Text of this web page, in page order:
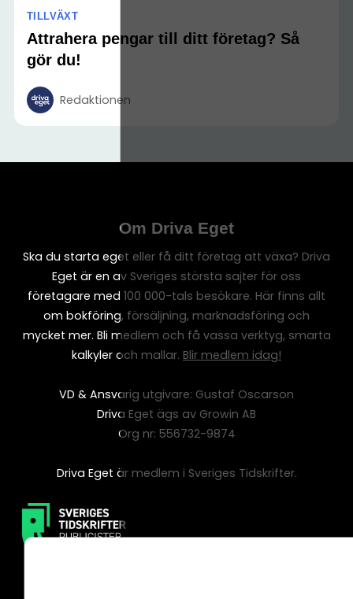
TILLVÄXT
Attrahera pengar till ditt företag? Så
gör du!
Redaktionen
Om Driva Eget
Ska du starta eget eller få ditt företag att växa? Driva
Eget är en av Sveriges största sajter för oss
företagare med 100 000-tals besökare. Här finns allt
om bokföring, försäljning, marknadsföring och
mycket mer. Bli medlem och få vassa verktyg, smarta
kalkyler och mallar. Blir medlem idag!
VD & Ansvarig utgivare: Gustaf Oscarson
Driva Eget ägs av Growin AB
Org nr: 556732-9874
Driva Eget är medlem i Sveriges Tidskrifter.